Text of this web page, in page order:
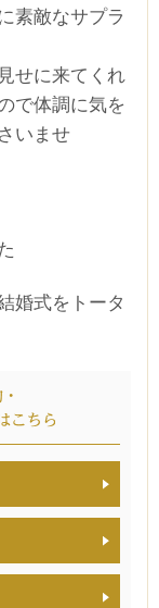
素敵なサプラ
せに来てくれ
で体調に気を
いませ
婚式をトータ